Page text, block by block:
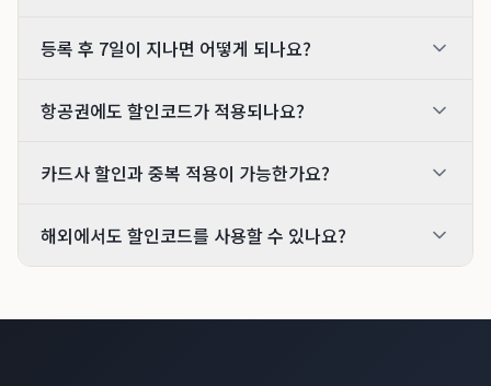
등록 후 7일이 지나면 어떻게 되나요?
항공권에도 할인코드가 적용되나요?
카드사 할인과 중복 적용이 가능한가요?
해외에서도 할인코드를 사용할 수 있나요?